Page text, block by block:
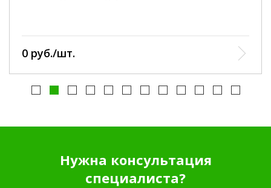
0 руб./шт.
Нужна консультация
специалиста?